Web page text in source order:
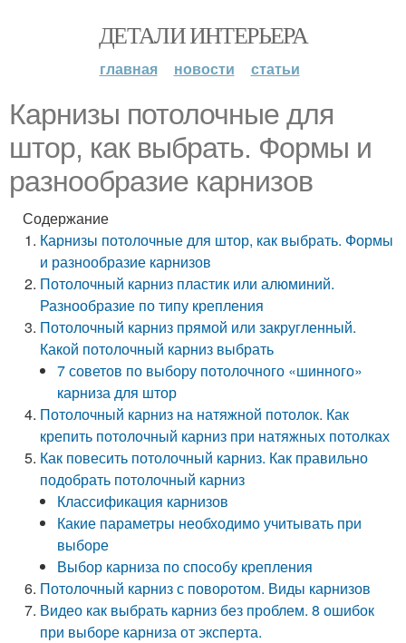
ДЕТАЛИ ИНТЕРЬЕРА
главная новости статьи
Карнизы потолочные для
штор, как выбрать. Формы и
разнообразие карнизов
Содержание
Карнизы потолочные для штор, как выбрать. Формы
и разнообразие карнизов
Потолочный карниз пластик или алюминий.
Разнообразие по типу крепления
Потолочный карниз прямой или закругленный.
Какой потолочный карниз выбрать
7 советов по выбору потолочного «шинного»
карниза для штор
Потолочный карниз на натяжной потолок. Как
крепить потолочный карниз при натяжных потолках
Как повесить потолочный карниз. Как правильно
подобрать потолочный карниз
Классификация карнизов
Какие параметры необходимо учитывать при
выборе
Выбор карниза по способу крепления
Потолочный карниз с поворотом. Виды карнизов
Видео как выбрать карниз без проблем. 8 ошибок
при выборе карниза от эксперта.